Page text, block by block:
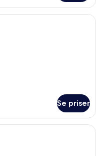
på rommet, skrivebord,
Se priser
Single with Window | Safe på